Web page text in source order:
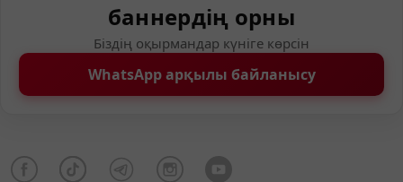
баннердің орны
Біздің оқырмандар күніге көрсін
WhatsApp арқылы байланысу